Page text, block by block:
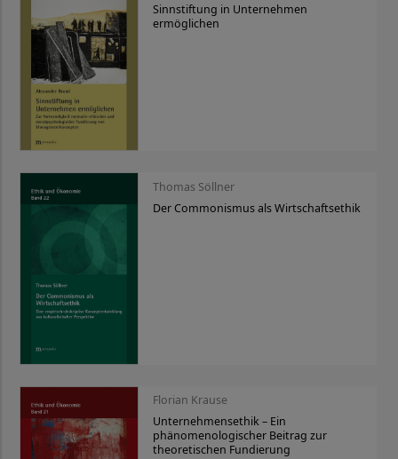
Sinnstiftung in Unternehmen
ermöglichen
Thomas Söllner
Der Commonismus als Wirtschaftsethik
Florian Krause
Unternehmensethik – Ein
phänomenologischer Beitrag zur
theoretischen Fundierung